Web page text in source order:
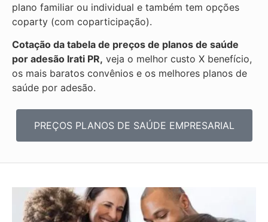
plano familiar ou individual e também tem opções
coparty (com coparticipação).
Cotação da tabela de preços de planos de saúde
por adesão Irati PR, veja o melhor custo X benefício,
os mais baratos convênios e os melhores planos de
saúde por adesão.
PREÇOS PLANOS DE SAÚDE EMPRESARIAL